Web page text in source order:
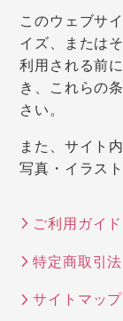
このウェブサ
イズ、または
利用される前
き、これらの
さい。
また、サイト
写真・イラス
ご利用ガイ
特定商取引
サイトマップ